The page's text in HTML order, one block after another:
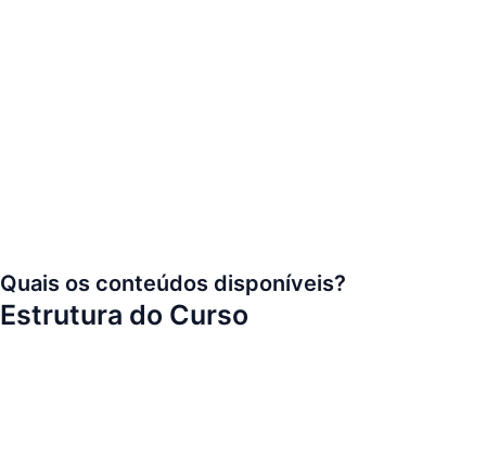
Quais os conteúdos disponíveis?
Estrutura do Curso